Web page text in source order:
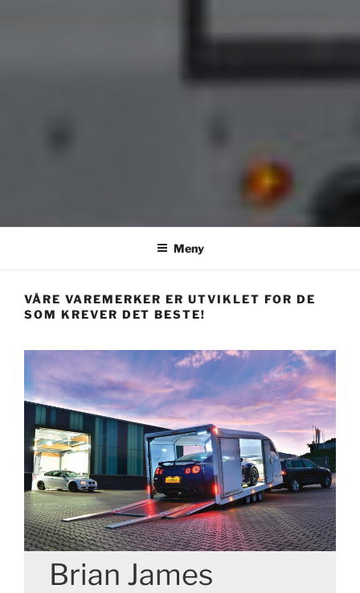
Meny
VÅRE VAREMERKER ER UTVIKLET FOR DE
SOM KREVER DET BESTE!
Brian James